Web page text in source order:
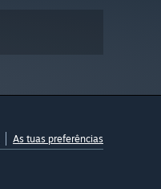
As tuas preferências